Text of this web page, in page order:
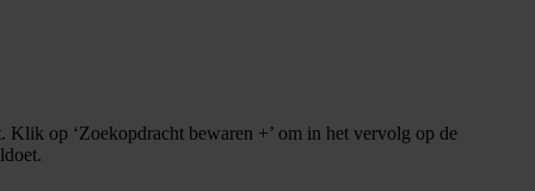
Klik op ‘Zoekopdracht bewaren +’ om in het vervolg op de